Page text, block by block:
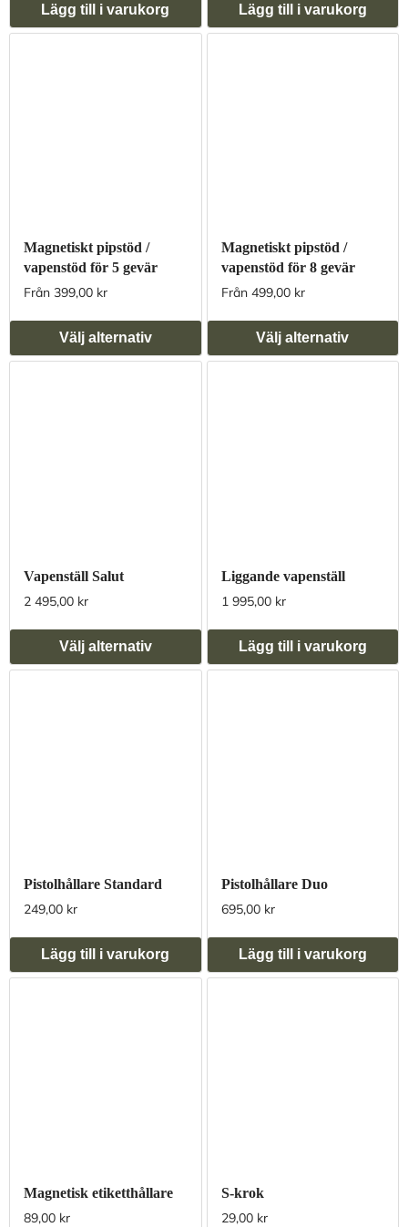
Lägg till i varukorg Lägg till i varukorg
Magnetiskt pipstöd /
vapenstöd för 5 gevär
Från 399,00 kr
Välj alternativ
Magnetiskt pipstöd /
vapenstöd för 8 gevär
Från 499,00 kr
Välj alternativ
Vapenställ Salut
2 495,00 kr
Välj alternativ
Liggande vapenställ
1 995,00 kr
Lägg till i varukorg
Pistolhållare Standard
249,00 kr
Lägg till i varukorg
Pistolhållare Duo
695,00 kr
Lägg till i varukorg
Magnetisk etiketthållare
89,00 kr
S-krok
29,00 kr